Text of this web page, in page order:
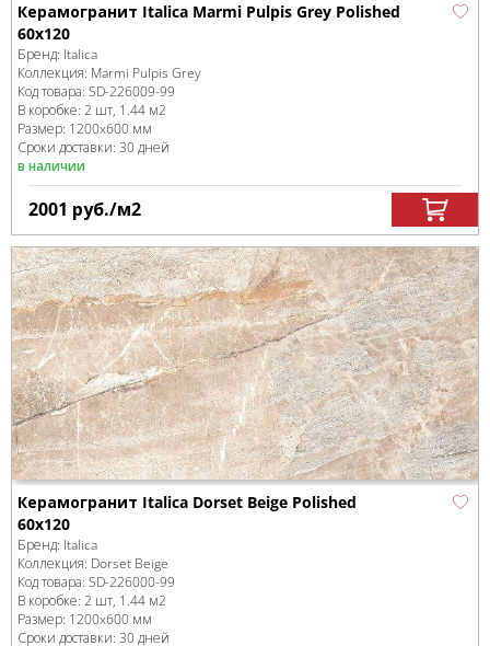
Керамогранит Italica Marmi Pulpis Grey Polished
60х120
Бренд: Italica
Коллекция: Marmi Pulpis Grey
Код товара: SD-226009-99
В коробке: 2 шт, 1.44 м2
Размер: 1200x600 мм
Сроки доставки: 30 дней
в наличии
2001 руб./м2
Керамогранит Italica Dorset Beige Polished
60х120
Бренд: Italica
Коллекция: Dorset Beige
Код товара: SD-226000-99
В коробке: 2 шт, 1.44 м2
Размер: 1200x600 мм
Сроки доставки: 30 дней